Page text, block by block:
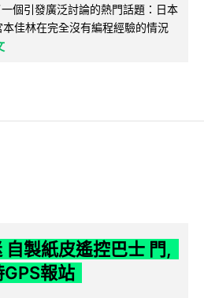
個引發廣泛討論的熱門話題：日本
佳林在完全沒有編程經驗的情況
自製紙皮遙控巴士 門,
報站